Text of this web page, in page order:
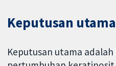
Keputusan utama
Keputusan utama